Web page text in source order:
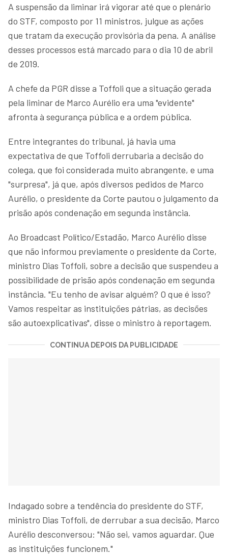
A suspensão da liminar irá vigorar até que o plenário
do STF, composto por 11 ministros, julgue as ações
que tratam da execução provisória da pena. A análise
desses processos está marcado para o dia 10 de abril
de 2019.
A chefe da PGR disse a Toffoli que a situação gerada
pela liminar de Marco Aurélio era uma "evidente"
afronta à segurança pública e a ordem pública.
Entre integrantes do tribunal, já havia uma
expectativa de que Toffoli derrubaria a decisão do
colega, que foi considerada muito abrangente, e uma
"surpresa", já que, após diversos pedidos de Marco
Aurélio, o presidente da Corte pautou o julgamento da
prisão após condenação em segunda instância.
Ao Broadcast Político/Estadão, Marco Aurélio disse
que não informou previamente o presidente da Corte,
ministro Dias Toffoli, sobre a decisão que suspendeu a
possibilidade de prisão após condenação em segunda
instância. "Eu tenho de avisar alguém? O que é isso?
Vamos respeitar as instituições pátrias, as decisões
são autoexplicativas", disse o ministro à reportagem.
CONTINUA DEPOIS DA PUBLICIDADE
Indagado sobre a tendência do presidente do STF,
ministro Dias Toffoli, de derrubar a sua decisão, Marco
Aurélio desconversou: "Não sei, vamos aguardar. Que
as instituições funcionem."